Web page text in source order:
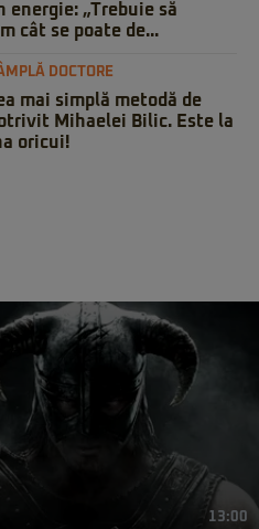
energie: „Trebuie să
cât se poate de...
DOCTORE
mai simplă metodă de
Mihaelei Bilic. Este la
oricui!
13:00